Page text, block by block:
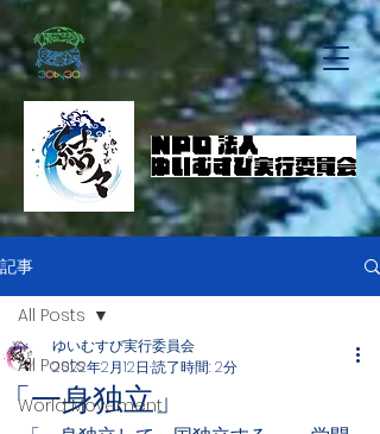
記事
All Posts
World Movement
All Posts
「一身独立」
ゆいむすび実行委員会
2022年2月12日 読了時間: 2分